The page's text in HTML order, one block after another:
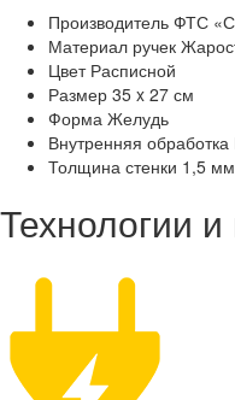
Производитель ФТС
Материал ручек
Цвет Расписной
Размер 35 x 27 см
Форма Желудь
Внутренняя обработка
Толщина стенки 1,5 мм
Технологии и